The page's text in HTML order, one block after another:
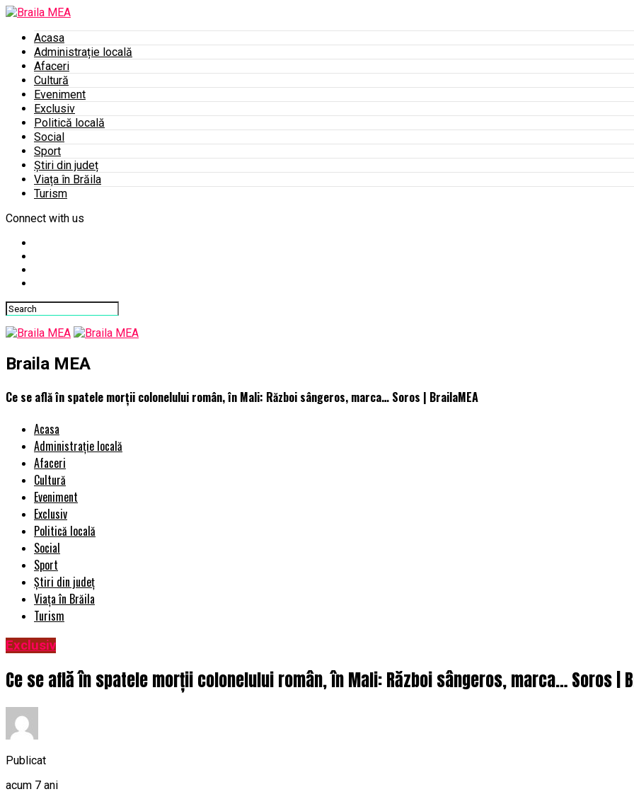
Acasa
Administrație locală
Afaceri
Cultură
Eveniment
Exclusiv
Politică locală
Social
Sport
Știri din județ
Viața în Brăila
Turism
Connect with us
Braila MEA
Ce se află în spatele morții colonelului român, în Mali: Război sângeros, marca… Soros | BrailaMEA
Acasa
Administrație locală
Afaceri
Cultură
Eveniment
Exclusiv
Politică locală
Social
Sport
Știri din județ
Viața în Brăila
Turism
Exclusiv
Ce se află în spatele morții colonelului român, în Mali: Război sângeros, marca… Soros |
Publicat
acum 7 ani